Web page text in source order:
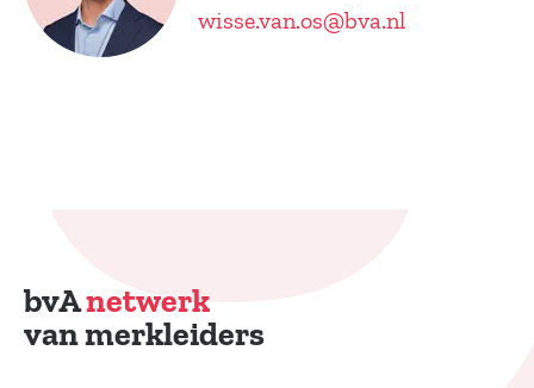
wisse.van.os@bva.nl
bvAnetwerk
van merkleiders